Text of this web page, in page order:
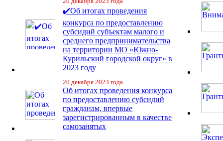
✔️Об итогах проведения
конкурса по предоставлению
субсидий субъектам малого и
среднего предпринимательства
на территории МО «Южно-
Курильский городской округ» в
2023 году
20 декабря 2023 года
Об итогах проведения конкурса
по предоставлению субсидий
гражданам, впервые
зарегистрированным в качестве
самозанятых